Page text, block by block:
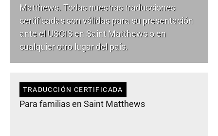
Matthews. Todas nuestras traducciones
certificadas son válidas para su presentación
ante el USCIS en Saint Matthews o en
cualquier otro lugar del país.
TRADUCCIÓN CERTIFICADA
Para familias en Saint Matthews